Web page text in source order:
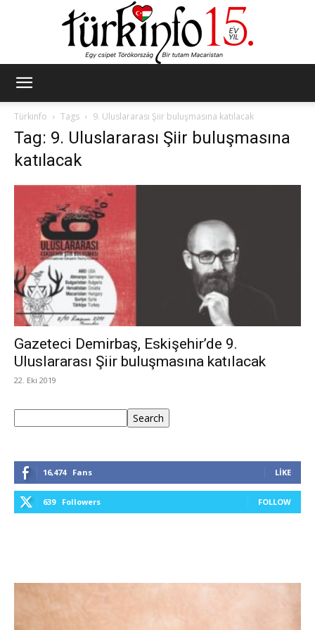
Türkinfo
Tags 9. Uluslararası Şiir buluşmasına katılacak
Tag: 9. Uluslararası Şiir buluşmasına
katılacak
Gazeteci Demirbaş, Eskişehir’de 9.
Uluslararası Şiir buluşmasına katılacak
22. Eki 2019
Search
16,474 Fans LIKE
639 Followers FOLLOW